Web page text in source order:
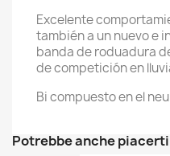
Excelente
también a un nuevo e
banda de roduadura
de competición en
Bi compuesto en el
Potrebbe anche piacerti